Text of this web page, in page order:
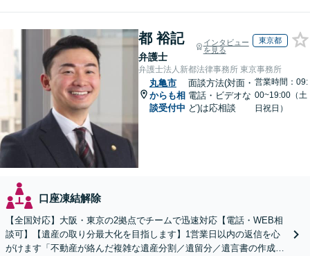
都 裕記
弁護士
インタビュー
を見る
東京都
弁護士法人新都法律事務所 東京事務所
丸亀市
からも相
談受付中
面談方法(対面・
電話・ビデオな
ど)は応相談
営業時間：09:
00~19:00（土
日祝日）
口座凍結解除
【全国対応】大阪・東京の2拠点でチームで迅速対応【電話・WEB相
談可】【遺産の取り分最大化を目指します】1営業日以内の返信を心
がけます「不動産が絡んだ複雑な遺産分割／遺留分／遺言書の作成・